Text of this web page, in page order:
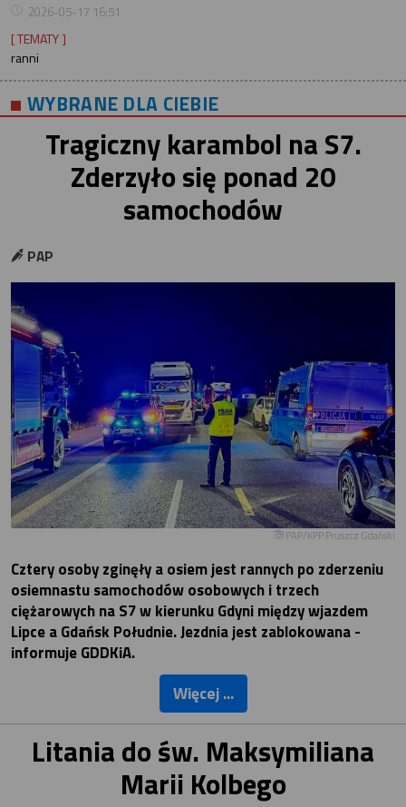
2026-05-17 16:51
[ TEMATY ]
ranni
WYBRANE DLA CIEBIE
Tragiczny karambol na S7.
Zderzyło się ponad 20
samochodów
PAP
PAP/KPP Pruszcz Gdański
Cztery osoby zginęły a osiem jest rannych po zderzeniu
osiemnastu samochodów osobowych i trzech
ciężarowych na S7 w kierunku Gdyni między wjazdem
Lipce a Gdańsk Południe. Jezdnia jest zablokowana -
informuje GDDKiA.
Więcej ...
Litania do św. Maksymiliana
Marii Kolbego